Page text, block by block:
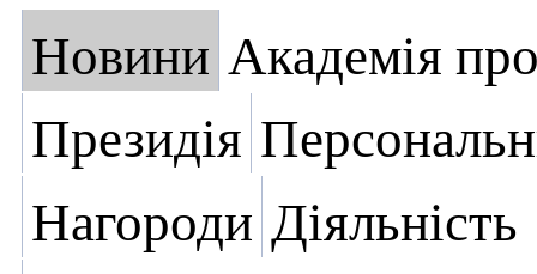
Новини Академія
Президія
Нагороди Діяльність